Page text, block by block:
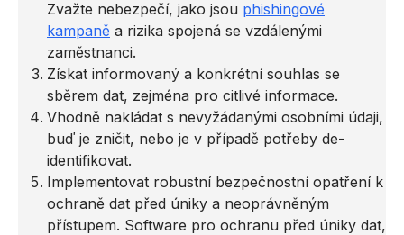
Zvažte nebezpečí, jako jsou phishingové
kampaně a rizika spojená se vzdálenými
zaměstnanci.
Získat informovaný a konkrétní souhlas se
sběrem dat, zejména pro citlivé informace.
Vhodně nakládat s nevyžádanými osobními údaji,
buď je zničit, nebo je v případě potřeby de-
identifikovat.
Implementovat robustní bezpečnostní opatření k
ochraně dat před úniky a neoprávněným
přístupem. Software pro ochranu před úniky dat,